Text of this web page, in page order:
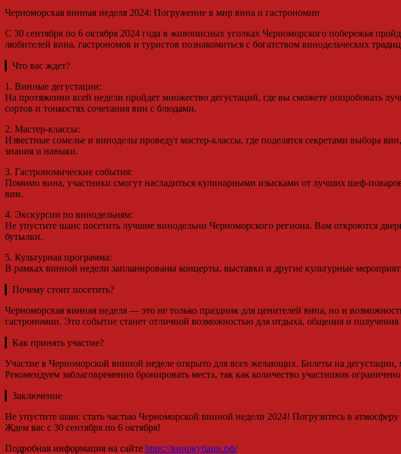
Черноморская винная неделя 2024: Погружение в мир вина и гастрономии
С 30 сентября по 6 октября 2024 года в живописных уголках Черноморского побережья
любителей вина, гастрономов и туристов познакомиться с богатством винодельческих
▎Что вас ждет?
1. Винные дегустации:
На протяжении всей недели пройдет множество дегустаций, где вы сможете попробовать
сортов и тонкостях сочетания вин с блюдами.
2. Мастер-классы:
Известные сомелье и виноделы проведут мастер-классы, где поделятся секретами выбора
знания и навыки.
3. Гастрономические события:
Помимо вина, участники смогут насладиться кулинарными изысками от лучших шеф-
вин.
4. Экскурсии по винодельням:
Не упустите шанс посетить лучшие винодельни Черноморского региона. Вам откроются
бутылки.
5. Культурная программа:
В рамках винной недели запланированы концерты, выставки и другие культурные
▎Почему стоит посетить?
Черноморская винная неделя — это не только праздник для ценителей вина, но и
гастрономии. Это событие станет отличной возможностью для отдыха, общения и
▎Как принять участие?
Участие в Черноморской винной неделе открыто для всех желающих. Билеты на
Рекомендуем заблаговременно бронировать места, так как количество участников
▎Заключение
Не упустите шанс стать частью Черноморской винной недели 2024! Погрузитесь в
Ждем вас с 30 сентября по 6 октября!
Подробная информация на сайте https://винокубани.рф/